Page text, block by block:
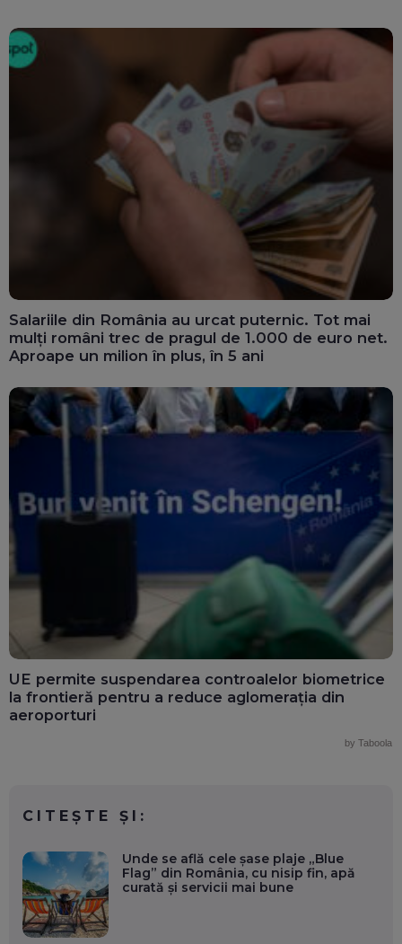
Salariile din România au urcat puternic. Tot mai
mulți români trec de pragul de 1.000 de euro net.
Aproape un milion în plus, în 5 ani
UE permite suspendarea controalelor biometrice
la frontieră pentru a reduce aglomerația din
aeroporturi
by Taboola
CITEȘTE ȘI:
Unde se află cele șase plaje „Blue
Flag” din România, cu nisip fin, apă
curată și servicii mai bune